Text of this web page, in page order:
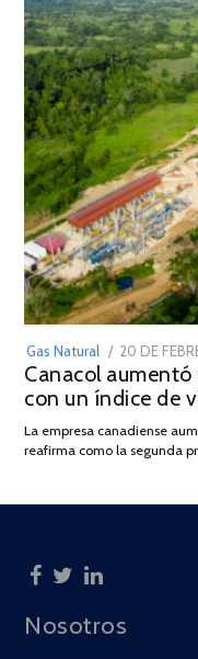
Gas Natural
POSTED
ON
20 DE
Canacol aumentó
con un índice de
La empresa canadiense
reafirma como la segunda
Nosotros